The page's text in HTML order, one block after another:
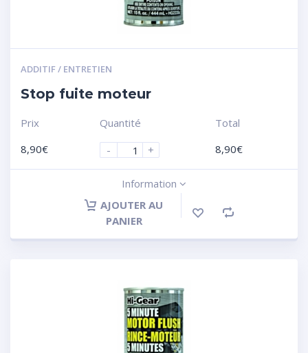
ADDITIF / ENTRETIEN
Stop fuite moteur
Prix
8,90€
Quantité
-
+
Total
8,90€
Information
AJOUTER AU
PANIER